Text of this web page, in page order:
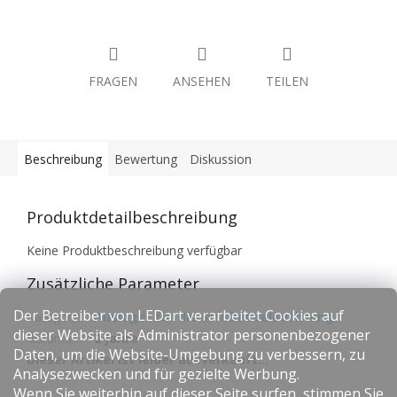
Der Betreiber von LEDart verarbeitet Cookies auf
dieser Website als Administrator personenbezogener
Daten, um die Website-Umgebung zu verbessern, zu
Analysezwecken und für gezielte Werbung.
FRAGEN ANSEHEN TEILEN
Beschreibung Bewertung Diskussion
Produktdetailbeschreibung
Keine Produktbeschreibung verfügbar
Zusätzliche Parameter
Kategorie: Ausleger für die Straßenbeleuchtung
Garantie:
2 Jahre
Dieser Artikel ist leider ausverkauft…